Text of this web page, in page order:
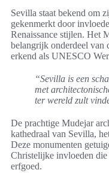
Sevilla staat bekend om
gekenmerkt door
Renaissance stijlen. Het
belangrijk onderdeel van
erkend als UNESCO
“Sevilla is een
met
ter wereld zult
De prachtige Mudejar
kathedraal van Sevilla,
Deze monumenten
Christelijke invloeden
erfgoed.